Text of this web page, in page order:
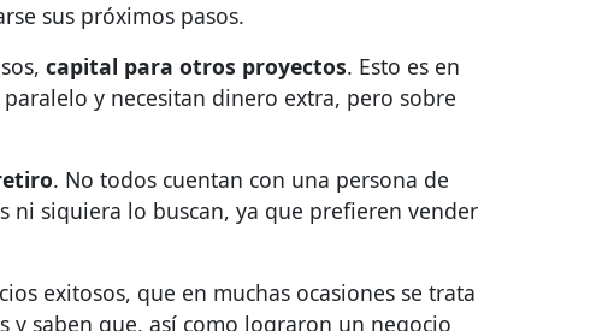
sus próximos pasos.
capital para otros proyectos. Esto es en
y necesitan dinero extra, pero sobre
. No todos cuentan con una persona de
ni siquiera lo buscan, ya que prefieren vender
exitosos, que en muchas ocasiones se trata
y saben que, así como lograron un negocio